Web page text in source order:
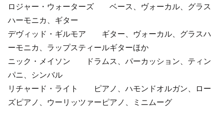
ロジャー・ウォーターズ ベース、ヴォーカル、グラス
ハーモニカ、ギター
デヴィッド・ギルモア ギター、ヴォーカル、グラスハ
ーモニカ、ラップスティールギターほか
ニック・メイソン ドラムス、パーカッション、ティン
パニ、シンバル
リチャード・ライト ピアノ、ハモンドオルガン、ロー
ズピアノ、ウーリッツァーピアノ、ミニムーグ